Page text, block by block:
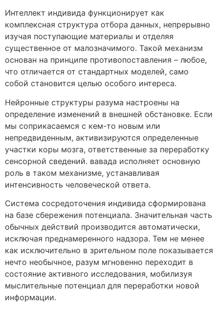
Интеллект индивида функционирует как
комплексная структура отбора данных, непрерывно
изучая поступающие материалы и отделяя
существенное от малозначимого. Такой механизм
основан на принципе противопоставления – любое,
что отличается от стандартных моделей, само
собой становится целью особого интереса.
Нейронные структуры разума настроены на
определение изменений в внешней обстановке. Если
мы соприкасаемся с кем-то новым или
непредвиденным, активизируются определенные
участки коры мозга, ответственные за переработку
сенсорной сведений. вавада исполняет основную
роль в таком механизме, устанавливая
интенсивность человеческой ответа.
Система сосредоточения индивида сформирована
на базе сбережения потенциала. Значительная часть
обычных действий производится автоматически,
исключая преднамеренного надзора. Тем не менее
как исключительно в зрительном поле показывается
нечто необычное, разум мгновенно переходит в
состояние активного исследования, мобилизуя
мыслительные потенциал для переработки новой
информации.